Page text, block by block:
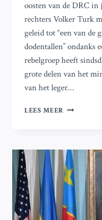
oosten van de DRC
rechters Volker Turk
geleid tot “een van de
dodentallen” ondanks
rebelgroep heeft
grote delen van het
van het leger…
LEES MEER M23-
BURGERS
IN
HET
OOSTEN
VAN
DE
DR